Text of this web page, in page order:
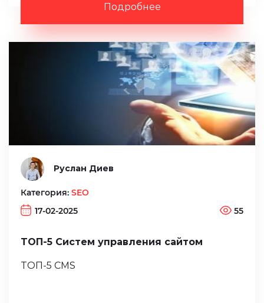
Подробнее
Руслан Диев
Категория: SEO
17-02-2025
55
ТОП-5 Систем управления сайтом
ТОП-5 CMS